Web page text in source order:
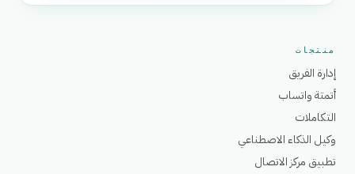
منتجات
إدارة الفريق
أتمتة واتساب
التكاملات
وكيل الذكاء الاصطناعي
تطبيق مركز الاتصال